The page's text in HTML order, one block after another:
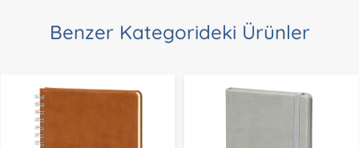
Benzer Kategorideki Ürünler